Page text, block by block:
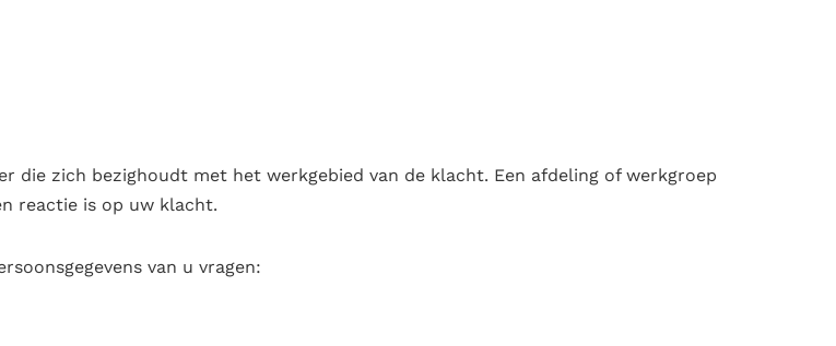
die zich bezighoudt met het werkgebied van de klacht. Een afdeling of werkgroep
reactie is op uw klacht.
van u vragen: